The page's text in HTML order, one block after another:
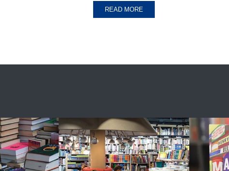
READ MORE